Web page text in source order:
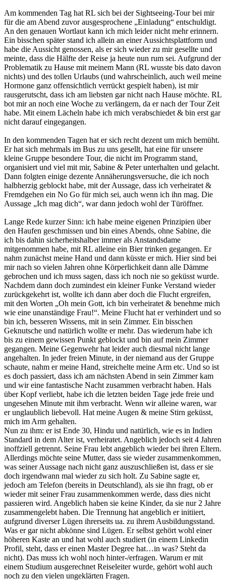
Am kommenden Tag hat RL sich bei der Sightseeing-Tour bei mir
für die am Abend zuvor ausgesprochene „Einladung“ entschuldigt.
An den genauen Wortlaut kann ich mich leider nicht mehr erinnern.
Ein bisschen später stand ich allein an einer Aussichtsplattform und
habe die Aussicht genossen, als er sich wieder zu mir gesellte und
meinte, dass die Hälfte der Reise ja heute nun rum sei. Aufgrund der
Problematik zu Hause mit meinem Mann (RL wusste bis dato davon
nichts) und des tollen Urlaubs (und wahrscheinlich, auch weil meine
Hormone ganz offensichtlich verrückt gespielt haben), ist mir
rausgerutscht, dass ich am liebsten gar nicht nach Hause möchte. RL
bot mir an noch eine Woche zu verlängern, da er nach der Tour Zeit
habe. Mit einem Lächeln habe ich mich verabschiedet & bin erst gar
nicht darauf eingegangen.
In den kommenden Tagen hat er sich recht dezent um mich bemüht.
Er hat sich mehrmals im Bus zu uns gesellt, hat eine für unsere
kleine Gruppe besondere Tour, die nicht im Programm stand,
organisiert und viel mit mir, Sabine & Peter unterhalten und gelacht.
Dann folgten einige dezente Annäherungsversuche, die ich noch
halbherzig geblockt habe, mit der Aussage, dass ich verheiratet &
Fremdgehen ein No Go für mich sei, auch wenn ich ihn mag. Die
Aussage „Ich mag dich“, war dann jedoch wohl der Türöffner.
Lange Rede kurzer Sinn: ich habe meine eigenen Prinzipien über
den Haufen geschmissen und bin eines Abends, ohne Sabine, die
ich bis dahin sicherheitshalber immer als Anstandsdame
mitgenommen habe, mit RL alleine ein Bier trinken gegangen. Er
nahm zunächst meine Hand und dann küsste er mich. Hier sind bei
mir nach so vielen Jahren ohne Körperlichkeit dann alle Dämme
gebrochen und ich muss sagen, dass ich noch nie so geküsst wurde.
Nachdem dann doch zumindest ein kleiner Funke Verstand wieder
zurückgekehrt ist, wollte ich dann aber doch die Flucht ergreifen,
mit den Worten „Oh mein Gott, ich bin verheiratet & benehme mich
wie eine unanständige Frau!“. Meine Flucht hat er verhindert und so
bin ich, besseren Wissens, mit in sein Zimmer. Ein bisschen
Geknutsche und natürlich wollte er mehr. Das wiederum habe ich
bis zu einem gewissen Punkt geblockt und bin auf mein Zimmer
gegangen. Meine Gegenwehr hat leider auch diesmal nicht lange
angehalten. In jeder freien Minute, in der niemand aus der Gruppe
schaute, nahm er meine Hand, streichelte meine Arm etc. Und so ist
es doch passiert, dass ich am nächsten Abend in sein Zimmer kam
und wir eine fantastische Nacht zusammen verbracht haben. Hals
über Kopf verliebt, habe ich die letzten beiden Tage jede freie und
ungesehen Minute mit ihm verbracht. Wenn wir alleine waren, war
er unglaublich liebevoll. Hat meine Augen & meine Stirn geküsst,
mich im Arm gehalten.
Nun zu ihm: er ist Ende 30, Hindu und natürlich, wie es in Indien
Standard in dem Alter ist, verheiratet. Angeblich jedoch seit 4 Jahren
inoffziell getrennt. Seine Frau lebt angeblich wieder bei ihren Eltern.
Allerdings möchte seine Mutter, dass sie wieder zusammenkommen,
was seiner Aussage nach nicht ganz auszuschließen ist, dass er sie
doch irgendwann mal wieder zu sich holt. Zu Sabine sagte er,
jedoch am Telefon (bereits in Deutschland), als sie ihn fragt, ob er
wieder mit seiner Frau zusammenkommen werde, dass dies nicht
passieren wird. Angeblich haben sie keine Kinder, da sie nur 2 Jahre
zusammengelebt haben. Die Trennung hat angeblich er initiiert,
aufgrund diverser Lügen ihrerseits ua. zu ihrem Ausbildungsstand.
Was er gar nicht abkönne sind Lügen. Er selbst gehört wohl einer
höheren Kaste an und hat wohl auch studiert (in einem Linkedin
Profil, steht, dass er einen Master Degree hat…in was? Steht da
nicht). Das muss ich wohl noch hinter-/erfragen. Warum er mit
einem Studium ausgerechnet Reiseleiter wurde, gehört wohl auch
noch zu den vielen ungeklärten Fragen.